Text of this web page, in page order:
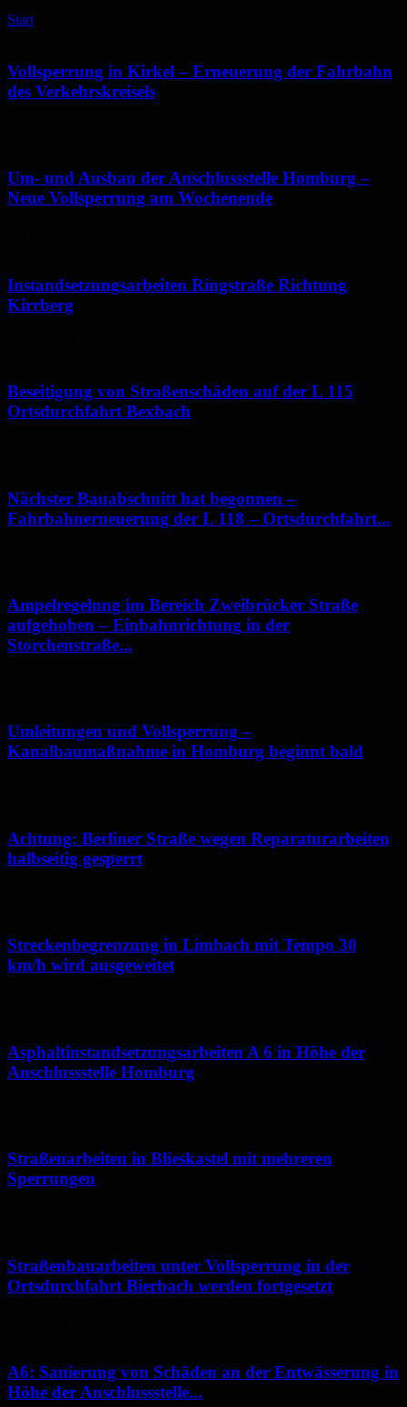
Start
Vollsperrung in Kirkel – Erneuerung der Fahrbahn
des Verkehrskreisels
Um- und Ausbau der Anschlussstelle Homburg –
Neue Vollsperrung am Wochenende
Instandsetzungsarbeiten Ringstraße Richtung
Kirrberg
Beseitigung von Straßenschäden auf der L 115
Ortsdurchfahrt Bexbach
Nächster Bauabschnitt hat begonnen –
Fahrbahnerneuerung der L 118 – Ortsdurchfahrt...
Ampelregelung im Bereich Zweibrücker Straße
aufgehoben – Einbahnrichtung in der
Storchenstraße...
Umleitungen und Vollsperrung –
Kanalbaumaßnahme in Homburg beginnt bald
Achtung: Berliner Straße wegen Reparaturarbeiten
halbseitig gesperrt
Streckenbegrenzung in Limbach mit Tempo 30
km/h wird ausgeweitet
Asphaltinstandsetzungsarbeiten A 6 in Höhe der
Anschlussstelle Homburg
Straßenarbeiten in Blieskastel mit mehreren
Sperrungen
Straßenbauarbeiten unter Vollsperrung in der
Ortsdurchfahrt Bierbach werden fortgesetzt
A6: Sanierung von Schäden an der Entwässerung in
Höhe der Anschlussstelle...